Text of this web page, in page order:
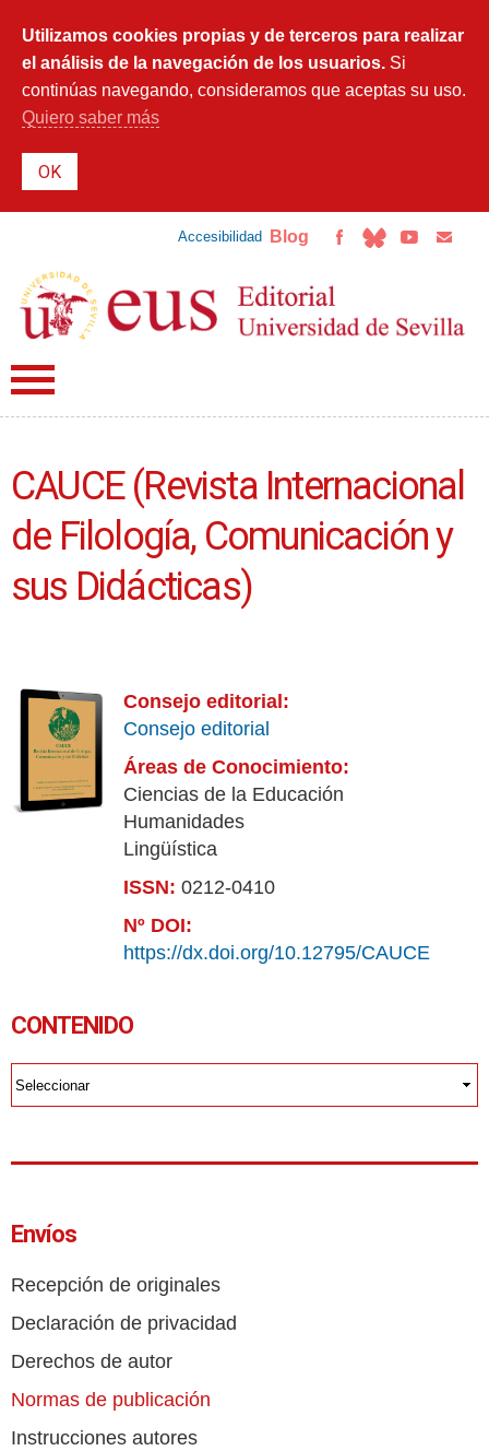
contenido
principal
Utilizamos cookies propias y de terceros para realizar
el análisis de la navegación de los usuarios. Si
continúas navegando, consideramos que aceptas su uso.
Quiero saber más
Accesibilidad Blog
CAUCE (Revista Internacional
de Filología, Comunicación y
sus Didácticas)
Consejo editorial:
Consejo editorial
Áreas de Conocimiento:
Ciencias de la Educación
Humanidades
Lingüística
ISSN: 0212-0410
Nº DOI:
https://dx.doi.org/10.12795/CAUCE
CONTENIDO
Envíos
Recepción de originales
Declaración de privacidad
Derechos de autor
Normas de publicación
Instrucciones autores